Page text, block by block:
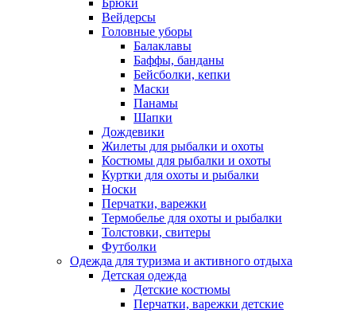
Брюки
Вейдерсы
Головные уборы
Балаклавы
Баффы, банданы
Бейсболки, кепки
Маски
Панамы
Шапки
Дождевики
Жилеты для рыбалки и охоты
Костюмы для рыбалки и охоты
Куртки для охоты и рыбалки
Носки
Перчатки, варежки
Термобелье для охоты и рыбалки
Толстовки, свитеры
Футболки
Одежда для туризма и активного отдыха
Детская одежда
Детские костюмы
Перчатки, варежки детские